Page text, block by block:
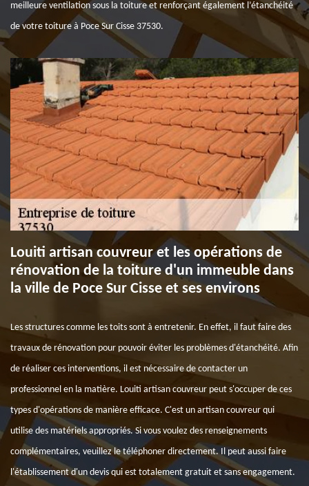
meilleure ventilation sous la toiture et renforçant également l’étanchéité
de votre toiture à Poce Sur Cisse 37530.
Louiti artisan couvreur et les opérations de
rénovation de la toiture d'un immeuble dans
la ville de Poce Sur Cisse et ses environs
Les structures comme les toits sont à entretenir. En effet, il faut faire des
travaux de rénovation pour pouvoir éviter les problèmes d'étanchéité. Afin
de réaliser ces interventions, il est nécessaire de contacter un
professionnel en la matière. Louiti artisan couvreur peut s'occuper de ces
types d'opérations de manière efficace. C'est un artisan couvreur qui
utilise des matériels appropriés. Si vous voulez des renseignements
complémentaires, veuillez le téléphoner directement. Il peut aussi faire
l'établissement d'un devis qui est totalement gratuit et sans engagement.